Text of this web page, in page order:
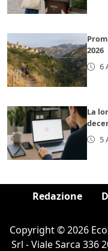
2026
6
La
5
Redazione
Copyright © 2026
Srl - Viale Sarca 336